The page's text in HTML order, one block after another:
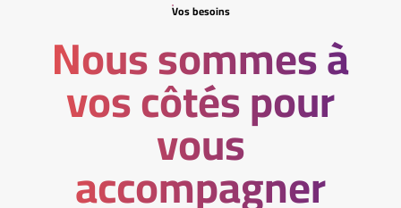
Vos besoins
Nous sommes à
vos côtés pour
vous
accompagner